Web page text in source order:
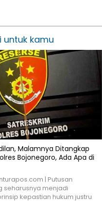
untuk kamu
Malamnya Ditangkap
Bojonegoro, Ada Apa di
| Putusan
seharusnya menjadi
kepastian hukum justru